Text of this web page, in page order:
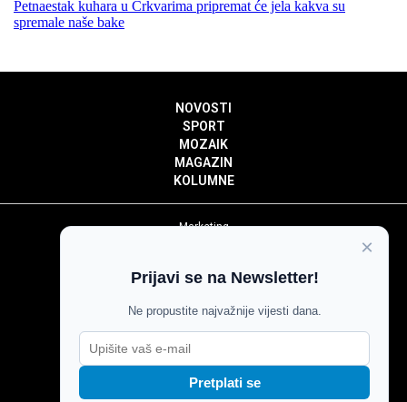
Petnaestak kuhara u Crkvarima pripremat će jela kakva su
spremale naše bake
NOVOSTI
SPORT
MOZAIK
MAGAZIN
KOLUMNE
Marketing
Impressum
Pravila komentiranja
Agroglas
×
Prijavi se na Newsletter!
Ne propustite najvažnije vijesti dana.
Pretplati se